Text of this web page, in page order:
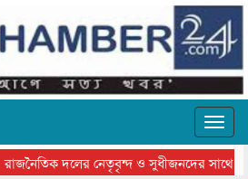
রাজনৈতিক দলের নেতৃবৃন্দ ও সুধীজনদের সাথে